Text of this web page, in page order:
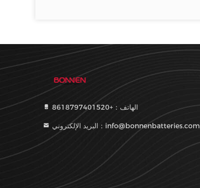
الهاتف：+8618797401520
البريد الإلكتروني：info@bonnenbatteries.com